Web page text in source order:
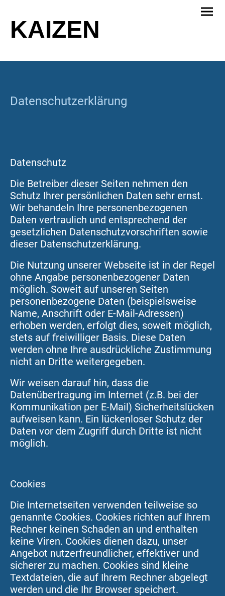
KAIZEN
Datenschutzerklärung
Datenschutz
Die Betreiber dieser Seiten nehmen den
Schutz Ihrer persönlichen Daten sehr ernst.
Wir behandeln Ihre personenbezogenen
Daten vertraulich und entsprechend der
gesetzlichen Datenschutzvorschriften sowie
dieser Datenschutzerklärung.
Die Nutzung unserer Webseite ist in der Regel
ohne Angabe personenbezogener Daten
möglich. Soweit auf unseren Seiten
personenbezogene Daten (beispielsweise
Name, Anschrift oder E-Mail-Adressen)
erhoben werden, erfolgt dies, soweit möglich,
stets auf freiwilliger Basis. Diese Daten
werden ohne Ihre ausdrückliche Zustimmung
nicht an Dritte weitergegeben.
Wir weisen darauf hin, dass die
Datenübertragung im Internet (z.B. bei der
Kommunikation per E-Mail) Sicherheitslücken
aufweisen kann. Ein lückenloser Schutz der
Daten vor dem Zugriff durch Dritte ist nicht
möglich.
Cookies
Die Internetseiten verwenden teilweise so
genannte Cookies. Cookies richten auf Ihrem
Rechner keinen Schaden an und enthalten
keine Viren. Cookies dienen dazu, unser
Angebot nutzerfreundlicher, effektiver und
sicherer zu machen. Cookies sind kleine
Textdateien, die auf Ihrem Rechner abgelegt
werden und die Ihr Browser speichert.